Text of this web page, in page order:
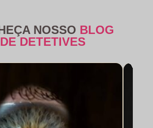
NOSSO BLOG
DE DETETIVES